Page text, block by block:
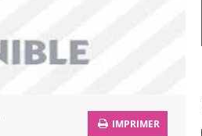
IMPRIMER